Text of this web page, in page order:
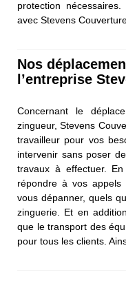
protection
avec Stevens
Nos
l’entreprise
Concernant le
zingueur, Stevens
travailleur pour vos
intervenir sans poser
travaux à effectuer.
répondre à vos
vous dépanner, quels
zinguerie. Et en
que le transport des
pour tous les clients.